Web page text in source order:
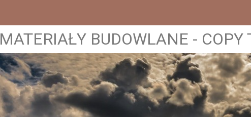
MATERIAŁY BUDOWLANE - COPY